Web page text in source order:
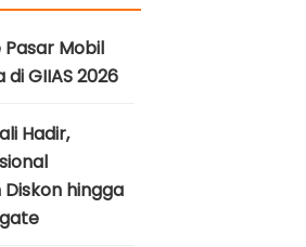
Pasar Mobil
GIIAS 2026
Hadir,
hingga